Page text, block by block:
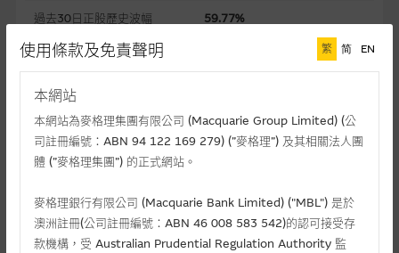
過去30日正股歷史波幅 59.77%
槓桿比率
溢價
引伸波幅 50.35%
到期日(日-月-年)
最後交易日(日-月-年) 24/12/2026
使用條款及免責聲明 繁 简 EN
本網站
本網站為麥格理集團有限公司 (Macquarie Group Limited) (公
司註冊編號：ABN 94 122 169 279) (”麥格理”) 及其相關法人團
體 (”麥格理集團”) 的正式網站。
麥格理銀行有限公司 (Macquarie Bank Limited) ("MBL") 是於
澳洲註冊(公司註冊編號：ABN 46 008 583 542)的認可接受存
款機構，受 Australian Prudential Regulation Authority 監